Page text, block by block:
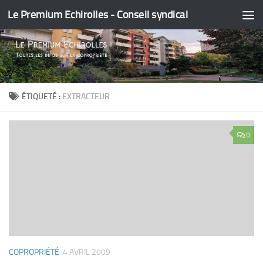
Skip to content
Le Premium Echirolles - Conseil syndical
ÉTIQUETÉ : EXTRACTEUR
0
COPROPRIÉTÉ 4 AVRIL 2009